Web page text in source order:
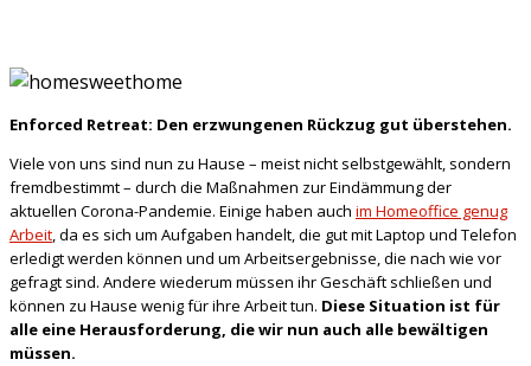
Enforced Retreat: Den erzwungenen Rückzug gut überstehen.
Viele von uns sind nun zu Hause – meist nicht selbstgewählt, sondern
fremdbestimmt – durch die Maßnahmen zur Eindämmung der
aktuellen Corona-Pandemie. Einige haben auch im Homeoffice genug
Arbeit, da es sich um Aufgaben handelt, die gut mit Laptop und Telefon
erledigt werden können und um Arbeitsergebnisse, die nach wie vor
gefragt sind. Andere wiederum müssen ihr Geschäft schließen und
können zu Hause wenig für ihre Arbeit tun. Diese Situation ist für
alle eine Herausforderung, die wir nun auch alle bewältigen
müssen.